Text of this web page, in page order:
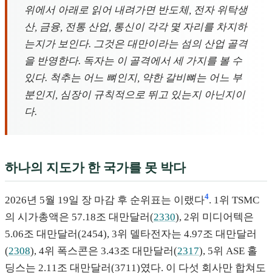
위에서 아래로 읽어 내려가면 반도체, 전자 위탁생
산, 금융, 전통 산업, 통신이 각각 몇 자리를 차지하
는지가 보인다. 그것은 대만이라는 섬의 산업 골격
을 반영한다. 독자는 이 골격에서 세 가지를 볼 수
있다. 척추는 어느 뼈인지, 약한 갈비뼈는 어느 부
분인지, 심장이 규칙적으로 뛰고 있는지 아닌지이
다.
하나의 지도가 한 국가를 못 박다
2026년 5월 19일 장 마감 후 순위표는 이랬다4. 1위 TSMC
의 시가총액은 57.18조 대만달러(2330), 2위 미디어텍은
5.06조 대만달러(2454), 3위 델타전자는 4.97조 대만달러
(2308), 4위 폭스콘은 3.43조 대만달러(2317), 5위 ASE 홀
딩스는 2.11조 대만달러(3711)였다. 이 다섯 회사만 합쳐도